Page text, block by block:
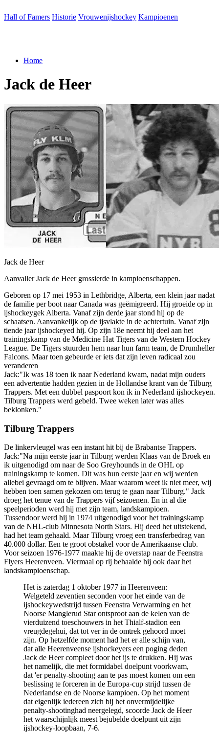
Hall of Famers Historie Vrouwenijshockey Kampioenen
Home
Jack de Heer
Jack de Heer
Aanvaller Jack de Heer grossierde in kampioenschappen.
Geboren op 17 mei 1953 in Lethbridge, Alberta, een klein jaar nadat
de familie per boot naar Canada was geëmigreerd. Hij groeide op in
ijshockeygek Alberta. Vanaf zijn derde jaar stond hij op de
schaatsen. Aanvankelijk op de ijsvlakte in de achtertuin. Vanaf zijn
tiende jaar ijshockeyed hij. Op zijn 18e neemt hij deel aan het
trainingskamp van de Medicine Hat Tigers van de Western Hockey
League. De Tigers stuurden hem naar hun farm team, de Drumheller
Falcons. Maar toen gebeurde er iets dat zijn leven radicaal zou
veranderen
Jack:"Ik was 18 toen ik naar Nederland kwam, nadat mijn ouders
een advertentie hadden gezien in de Hollandse krant van de Tilburg
Trappers. Met een dubbel paspoort kon ik in Nederland ijshockeyen.
Tilburg Trappers werd gebeld. Twee weken later was alles
beklonken."
Tilburg Trappers
De linkervleugel was een instant hit bij de Brabantse Trappers.
Jack:"Na mijn eerste jaar in Tilburg werden Klaas van de Broek en
ik uitgenodigd om naar de Soo Greyhounds in de OHL op
trainingskamp te komen. Dit was hun eerste jaar en wij werden
allebei gevraagd om te blijven. Maar waarom weet ik niet meer, wij
hebben toen samen gekozen om terug te gaan naar Tilburg." Jack
droeg het tenue van de Trappers vijf seizoenen. En in al die
speelperioden werd hij met zijn team, landskampioen.
Tussendoor werd hij in 1974 uitgenodigd voor het trainingskamp
van de NHL-club Minnesota North Stars. Hij deed het uitstekend,
had het team gehaald. Maar Tilburg vroeg een transferbedrag van
40.000 dollar. Een te groot obstakel voor de Amerikaanse club.
Voor seizoen 1976-1977 maakte hij de overstap naar de Feenstra
Flyers Heerenveen. Viermaal op rij behaalde hij ook daar het
landskampioenschap.
Het is zaterdag 1 oktober 1977 in Heerenveen:
Welgeteld zeventien seconden voor het einde van de
ijshockeywedstrijd tussen Feenstra Verwarming en het
Noorse Manglerud Star ontsproot aan de kelen van de
vierduizend toeschouwers in het Thialf-stadion een
vreugdegehui, dat tot ver in de omtrek gehoord moet
zijn. Op hetzelfde moment had het er alle schijn van,
dat alle Heerenveense ijshockeyers een poging deden
Jack de Heer compleet door het ijs te drukken. Hij was
het namelijk, die met formidabel doelpunt voorkwam,
dat 'er penalty-shooting aan te pas moest komen om een
beslissing te forceren in de Europa-cup strijd tussen de
Nederlandse en de Noorse kampioen. Op het moment
dat eigenlijk iedereen zich bij het onvermijdelijke
penalty-shootinghad neergelegd, scoorde Jack de Heer
het waarschijnlijk meest bejubelde doelpunt uit zijn
ijshockey-loopbaan, 7-6.